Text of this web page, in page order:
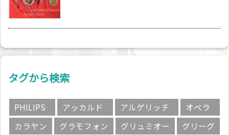
タグから検索
PHILIPS アッカルド アルゲリッチ
オペラ
カラヤン
グラモフォン グリュミオー
グリーグ